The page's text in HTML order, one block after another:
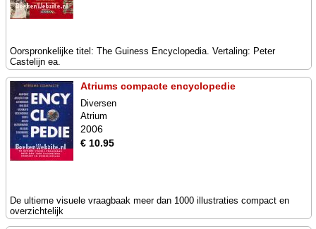
Oorspronkelijke titel: The Guiness Encyclopedia. Vertaling: Peter
Castelijn ea.
Atriums compacte encyclopedie
Diversen
Atrium
2006
€ 10.95
De ultieme visuele vraagbaak meer dan 1000 illustraties compact en
overzichtelijk